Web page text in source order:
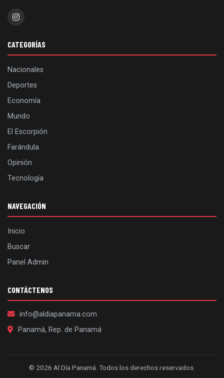
CATEGORÍAS
Nacionales
Deportes
Economía
Mundo
El Escorpión
Farándula
Opinión
Tecnología
NAVEGACIÓN
Inicio
Buscar
Panel Admin
CONTÁCTENOS
info@aldiapanama.com
Panamá, Rep. de Panamá
© 2026 Al Día Panamá. Todos los derechos reservados.